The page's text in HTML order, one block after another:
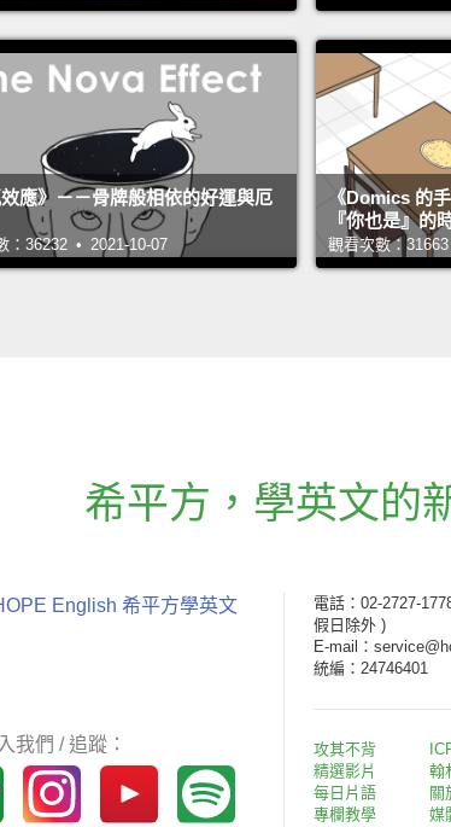
效應》－－骨牌般相依的好運與厄
：36232 • 2021-10-07
《Domics 的
『你也是』的
觀看次數：
希平方 ， 學英文的
English 希平方學英文
我們 / 追蹤：
電話：02-2727-
假日除外 )
E-mail：
統編：24746401
攻其不背
精選影片
每日片語
專欄教學
翰
關
媒